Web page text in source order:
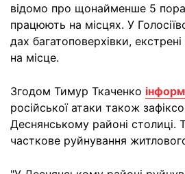
відомо про щонайменше 5
працюють на місцях. У
дах багатоповерхівки,
на місце.
Згодом Тимур Ткаченко
російської атаки також
Деснянському районі столиці.
часткове руйнування